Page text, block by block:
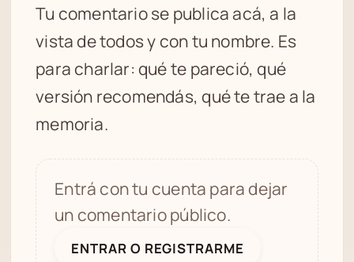
Tu comentario se publica acá, a la
vista de todos y con tu nombre. Es
para charlar: qué te pareció, qué
versión recomendás, qué te trae a la
memoria.
Entrá con tu cuenta para dejar
un comentario público.
ENTRAR O REGISTRARME